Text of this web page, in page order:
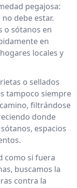
pegajosa:
debe estar.
o sótanos en
en
locales y
o sellados
tampoco siempre
filtrándose
donde
espacios
como si fuera
buscamos la
contra la